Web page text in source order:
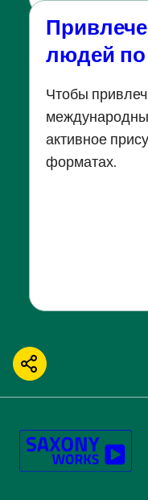
людей
Чтобы
активное
форматах.
ПОДЕЛИТЬСЯ